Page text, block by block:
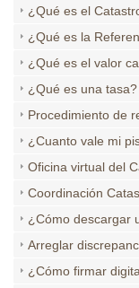
¿Qué es el
¿Qué es la
¿Qué es el valor
¿Qué es una tasa?
Procedimiento de
¿Cuanto vale mi
Oficina virtual del
Coordinación
¿Cómo descargar
Arreglar
¿Cómo firmar